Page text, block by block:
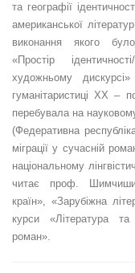
та географії
американської
виконання якого
«Простір
художньому
гуманітаристиці ХХ –
перебувала на
(Федеративна
міграції у сучасній
національному
читає проф.
країн», «Зарубіжна
курси «Література та
роман».